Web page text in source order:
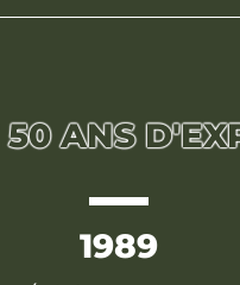
ANS
1989